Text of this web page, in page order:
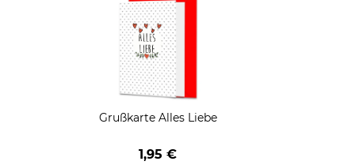
Grußkarte Alles Liebe
1,95 €